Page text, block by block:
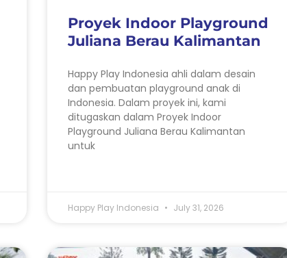
Proyek Indoor Playground
Juliana Berau Kalimantan
Happy Play Indonesia ahli dalam desain
dan pembuatan playground anak di
Indonesia. Dalam proyek ini, kami
ditugaskan dalam Proyek Indoor
Playground Juliana Berau Kalimantan
untuk
Happy Play Indonesia July 31, 2026